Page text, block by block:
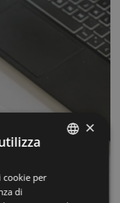
×
cookie per
di